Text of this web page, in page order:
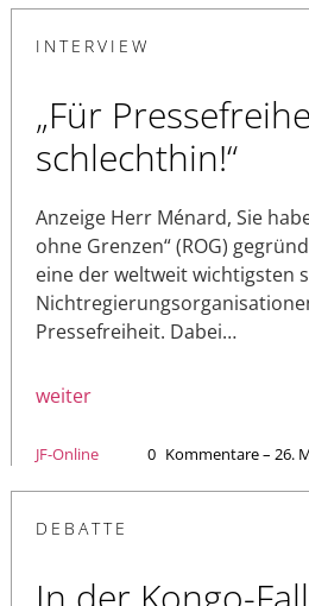
INTERVIEW
„Für
schlechthin!“
Anzeige Herr Ménard, Sie
ohne Grenzen“ (ROG)
eine der weltweit wichtigsten
Pressefreiheit. Dabei…
weiter
JF-Online 0 Kommentare – 26.
DEBATTE